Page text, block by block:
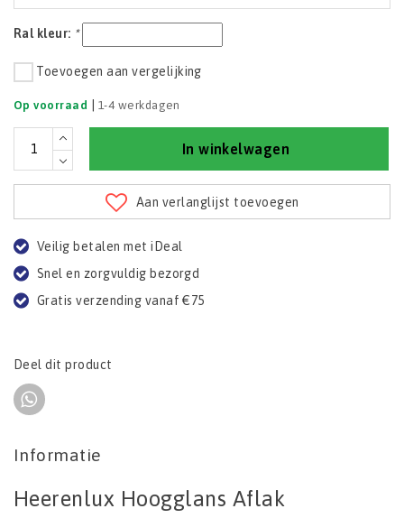
Ral kleur: *
Toevoegen aan vergelijking
Op voorraad | 1-4 werkdagen
In winkelwagen
Aan verlanglijst toevoegen
Veilig betalen met iDeal
Snel en zorgvuldig bezorgd
Gratis verzending vanaf €75
Deel dit product
Informatie
Heerenlux Hoogglans Aflak